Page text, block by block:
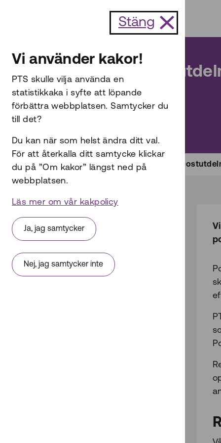
Post
Regler om
Start Post Regler om
Hitta på sidan
Reglerna i korthet
Ytterligare regler för att
säkerställa servicenivå
Stäng
Vi använder kakor!
PTS skulle vilja använda en
statistikkaka i syfte att löpande
förbättra webbplatsen. Samtycker du
till det?
Du kan när som helst ändra ditt val.
För att återkalla ditt samtycke klickar
du på ”Om kakor” längst ned på
webbplatsen.
Läs mer om vår kakpolicy
Ja, jag samtycker
Nej, jag samtycker inte